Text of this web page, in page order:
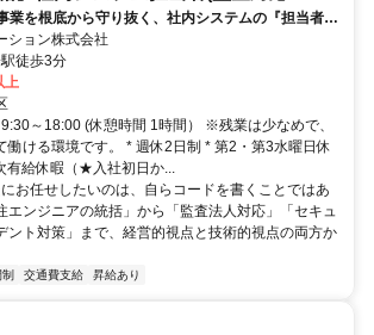
・ベンダー統括)
業を根底から守り抜く、社内システムの『担当者』
業
に伴い、経営トップ直下で社内システム全般を統
を募集します。
ション株式会社
屋橋駅徒歩3分
上
～18:00 (休憩時間 1時間） ※残業は少なめで、
働ける環境です。 * 週休2日制 * 第2・第3水曜日休
有給休暇（★入社初日か...
お任せしたいのは、自らコードを書くことではあ
エンジニアの統括」から「監査法人対応」「セキュ
ント対策」まで、経営的視点と技術的視点の両方か
交通費支給 昇給あり